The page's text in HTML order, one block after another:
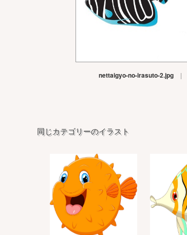
nettaigyo-no-irasuto-2.jpg |
同じカテゴリーのイラスト